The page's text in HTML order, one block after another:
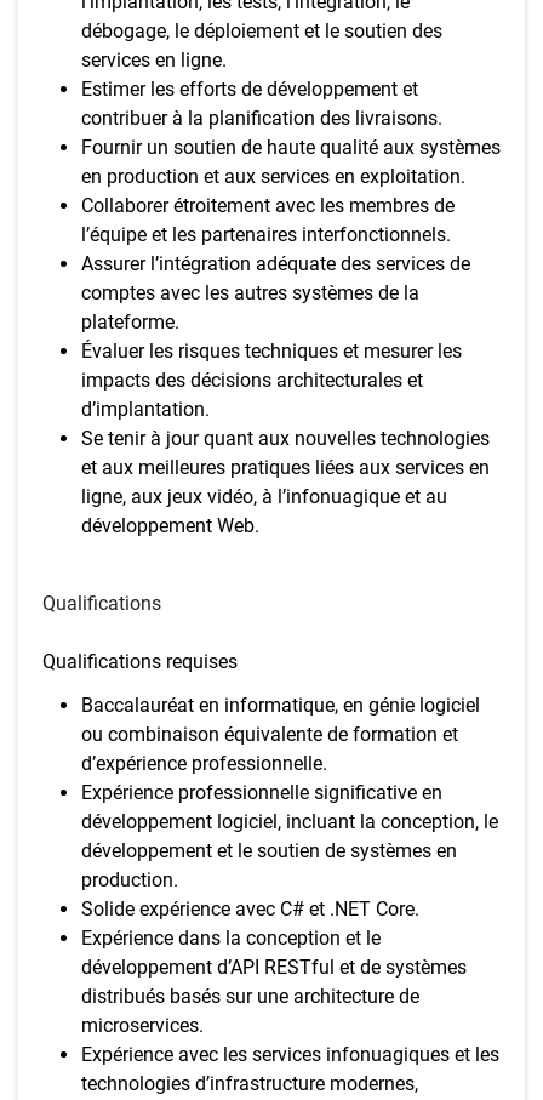
débogage, le déploiement et le soutien des
services en ligne.
Estimer les efforts de développement et
contribuer à la planification des livraisons.
Fournir un soutien de haute qualité aux systèmes
en production et aux services en exploitation.
Collaborer étroitement avec les membres de
l’équipe et les partenaires interfonctionnels.
Assurer l’intégration adéquate des services de
comptes avec les autres systèmes de la
plateforme.
Évaluer les risques techniques et mesurer les
impacts des décisions architecturales et
d’implantation.
Se tenir à jour quant aux nouvelles technologies
et aux meilleures pratiques liées aux services en
ligne, aux jeux vidéo, à l’infonuagique et au
développement Web.
Qualifications
Qualifications requises
Baccalauréat en informatique, en génie logiciel
ou combinaison équivalente de formation et
d’expérience professionnelle.
Expérience professionnelle significative en
développement logiciel, incluant la conception, le
développement et le soutien de systèmes en
production.
Solide expérience avec C# et .NET Core.
Expérience dans la conception et le
développement d’API RESTful et de systèmes
distribués basés sur une architecture de
microservices.
Expérience avec les services infonuagiques et les
technologies d’infrastructure modernes,